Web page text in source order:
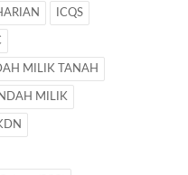
ICQS
MILIK TANAH
MILIK